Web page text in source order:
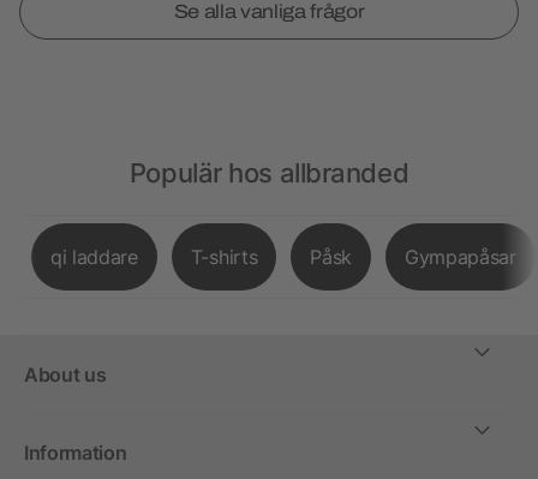
Se alla vanliga frågor
Populär hos allbranded
qi laddare T-shirts Påsk Gympapåsar
About us
Information